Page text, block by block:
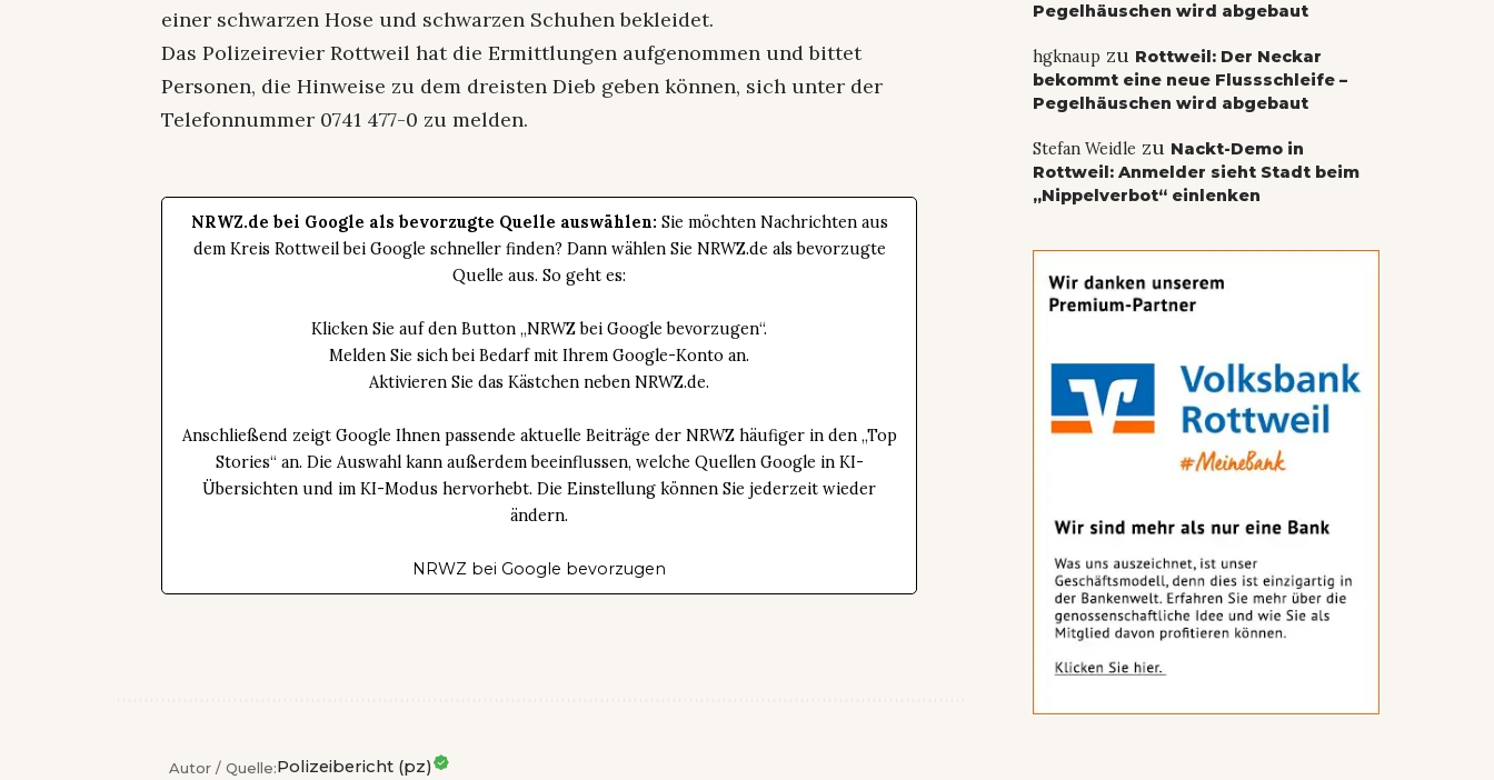
einer schwarzen Hose und schwarzen Schuhen bekleidet.
Das Polizeirevier Rottweil hat die Ermittlungen aufgenommen und bittet
Personen, die Hinweise zu dem dreisten Dieb geben können, sich unter der
Telefonnummer 0741 477-0 zu melden.
NRWZ.de bei Google als bevorzugte Quelle auswählen: Sie möchten Nachrichten aus
dem Kreis Rottweil bei Google schneller finden? Dann wählen Sie NRWZ.de als bevorzugte
Quelle aus. So geht es:
Klicken Sie auf den Button „NRWZ bei Google bevorzugen“.
Melden Sie sich bei Bedarf mit Ihrem Google-Konto an.
Aktivieren Sie das Kästchen neben NRWZ.de.
Anschließend zeigt Google Ihnen passende aktuelle Beiträge der NRWZ häufiger in den „Top
Stories“ an. Die Auswahl kann außerdem beeinflussen, welche Quellen Google in KI-
Übersichten und im KI-Modus hervorhebt. Die Einstellung können Sie jederzeit wieder
ändern.
NRWZ bei Google bevorzugen
Autor / Quelle:Polizeibericht (pz)
Pegelhäuschen wird abgebaut
hgknaupzu Rottweil: Der Neckar
bekommt eine neue Flussschleife –
Pegelhäuschen wird abgebaut
Stefan Weidle zu Nackt-Demo in
Rottweil: Anmelder sieht Stadt beim
„Nippelverbot“ einlenken